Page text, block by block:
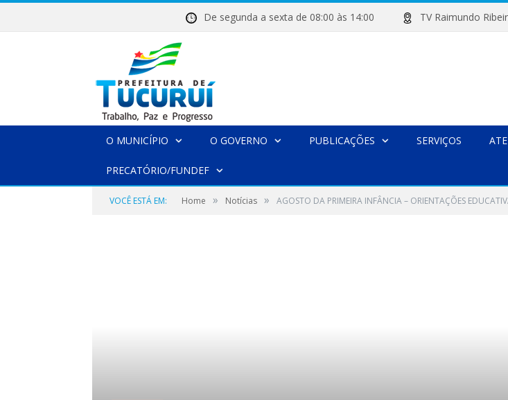
De segunda a sexta de 08:00 às 14:00 TV Raimundo
O MUNICÍPIO O GOVERNO PUBLICAÇÕES SERVIÇOS
PRECATÓRIO/FUNDEF
VOCÊ ESTÁ EM: Home » Notícias » AGOSTO DA PRIMEIRA INFÂNCIA – ORIENTAÇÕES